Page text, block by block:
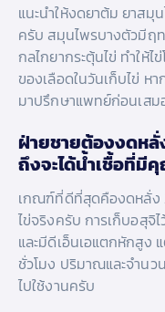
แนะนำให้งดยาต้ม ยาส
ครับ สมุนไพรบางตัวมีฤท
กลไกยากระตุ้นไข่ ทำให้
ของเลือดในวันเก็บไข่ ห
มาปรึกษาแพทย์ก่อนเสม
ฝ่ายชายต้องงดห
ถึงจะได้น้ำเชื้อที่
เกณฑ์ที่ดีที่สุดคืองดหลั่ง
ไข่จริงครับ การเก็บอสุจิ
และมีดีเอ็นเอแตกหักสูง
ชั่วโมง ปริมาณและจำนว
ไปใช้งานครับ